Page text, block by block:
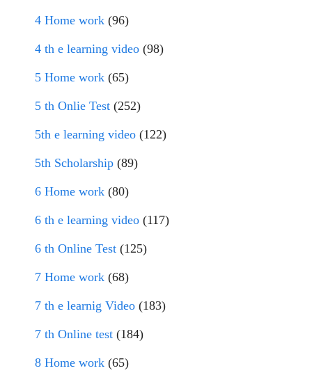
4 Home work (96)
4 th e learning video (98)
5 Home work (65)
5 th Onlie Test (252)
5th e learning video (122)
5th Scholarship (89)
6 Home work (80)
6 th e learning video (117)
6 th Online Test (125)
7 Home work (68)
7 th e learnig Video (183)
7 th Online test (184)
8 Home work (65)